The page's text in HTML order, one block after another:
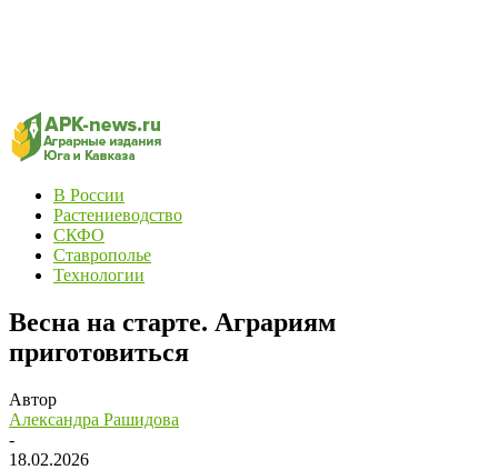
В России
Растениеводство
СКФО
Ставрополье
Технологии
Весна на старте. Аграриям
приготовиться
Автор
Александра Рашидова
-
18.02.2026